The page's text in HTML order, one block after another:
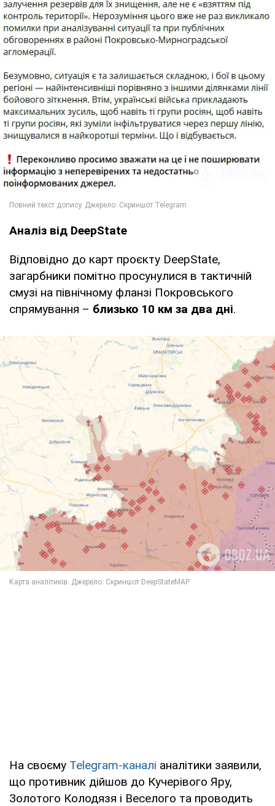
Аналіз від DeepState
Відповідно до карт проєкту DeepState,
загарбники помітно просунулися в тактичній
смузі на північному фланзі Покровського
спрямування – близько 10 км за два дні.
На своєму Telegram-каналі аналітики заявили,
що противник дійшов до Кучерівого Яру,
Золотого Колодязя і Веселого та проводить